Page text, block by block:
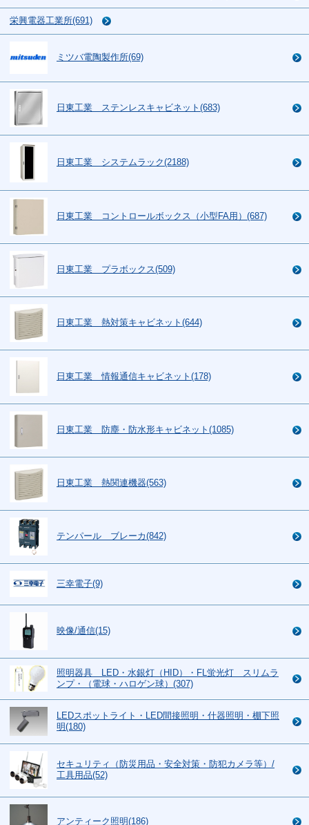
栄興電器工業所(691)
ミツバ電陶製作所(69)
日東工業 ステンレスキャビネット(683)
日東工業 システムラック(2188)
日東工業 コントロールボックス（小型FA用）(687)
日東工業 プラボックス(509)
日東工業 熱対策キャビネット(644)
日東工業 情報通信キャビネット(178)
日東工業 防塵・防水形キャビネット(1085)
日東工業 熱関連機器(563)
テンパール ブレーカ(842)
三幸電子(9)
映像/通信(15)
照明器具 LED・水銀灯（HID）・FL蛍光灯 スリムラ
ンプ・（電球・ハロゲン球）(307)
LEDスポットライト・LED間接照明・什器照明・棚下照
明(180)
セキュリティ（防災用品・安全対策・防犯カメラ等）/
工具用品(52)
アンティーク照明(186)